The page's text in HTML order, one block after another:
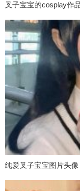
叉子宝宝的cosplay作
纯爱叉子宝宝图片头